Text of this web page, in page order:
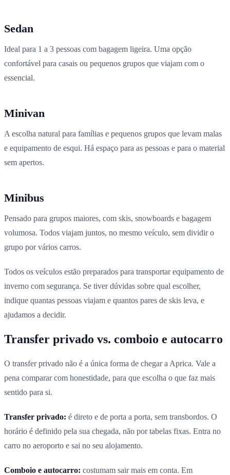
Sedan
Ideal para 1 a 3 pessoas com bagagem ligeira. Uma opção
confortável para casais ou pequenos grupos que viajam com o
essencial.
Minivan
A escolha natural para famílias e pequenos grupos que levam malas
e equipamento de esqui. Há espaço para as pessoas e para o material
sem apertos.
Minibus
Pensado para grupos maiores, com skis, snowboards e bagagem
volumosa. Todos viajam juntos, no mesmo veículo, sem dividir o
grupo por vários carros.
Todos os veículos estão preparados para transportar equipamento de
inverno com segurança. Se tiver dúvidas sobre qual escolher,
indique quantas pessoas viajam e quantos pares de skis leva, e
ajudamos a decidir.
Transfer privado vs. comboio e autocarro
O transfer privado não é a única forma de chegar a Aprica. Vale a
pena comparar com honestidade, para que escolha o que faz mais
sentido para si.
Transfer privado: é direto e de porta a porta, sem transbordos. O
horário é definido pela sua chegada, não por tabelas fixas. Entra no
carro no aeroporto e sai no seu alojamento.
Comboio e autocarro: costumam sair mais em conta. Em